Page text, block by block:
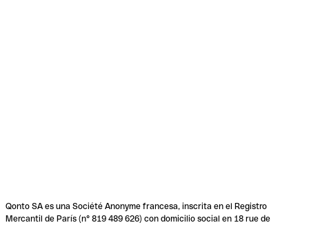
Qonto SA es una Société Anonyme francesa, inscrita en el Registro
Mercantil de París (n° 819 489 626) con domicilio social en 18 rue de